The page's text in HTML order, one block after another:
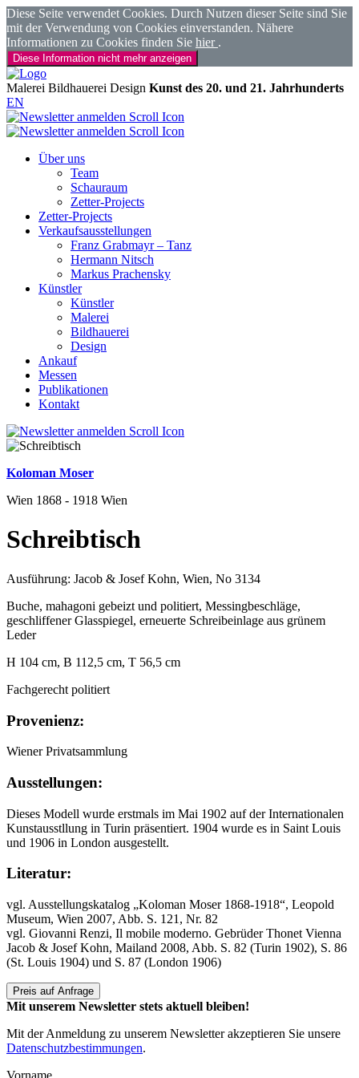
Diese Seite verwendet Cookies. Durch Nutzen dieser Seite sind Sie
mit der Verwendung von Cookies einverstanden. Nähere
Informationen zu Cookies finden Sie hier .
Diese Information nicht mehr anzeigen
Malerei Bildhauerei Design Kunst des 20. und 21. Jahrhunderts
EN
Über uns
Team
Schauraum
Zetter-Projects
Zetter-Projects
Verkaufsausstellungen
Franz Grabmayr – Tanz
Hermann Nitsch
Markus Prachensky
Künstler
Künstler
Malerei
Bildhauerei
Design
Ankauf
Messen
Publikationen
Kontakt
Koloman Moser
Wien 1868 - 1918 Wien
Schreibtisch
Ausführung: Jacob & Josef Kohn, Wien, No 3134
Buche, mahagoni gebeizt und politiert, Messingbeschläge,
geschliffener Glasspiegel, erneuerte Schreibeinlage aus grünem
Leder
H 104 cm, B 112,5 cm, T 56,5 cm
Fachgerecht politiert
Provenienz:
Wiener Privatsammlung
Ausstellungen:
Dieses Modell wurde erstmals im Mai 1902 auf der Internationalen
Kunstausstllung in Turin präsentiert. 1904 wurde es in Saint Louis
und 1906 in London ausgestellt.
Literatur:
vgl. Ausstellungskatalog „Koloman Moser 1868-1918“, Leopold
Museum, Wien 2007, Abb. S. 121, Nr. 82
vgl. Giovanni Renzi, Il mobile moderno. Gebrüder Thonet Vienna
Jacob & Josef Kohn, Mailand 2008, Abb. S. 82 (Turin 1902), S. 86
(St. Louis 1904) und S. 87 (London 1906)
Preis auf Anfrage
Mit unserem Newsletter stets aktuell bleiben!
Mit der Anmeldung zu unserem Newsletter akzeptieren Sie unsere
Datenschutzbestimmungen.